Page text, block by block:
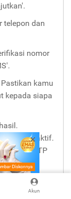
Akun
telepon dan
nomor
kamu
kepada siapa
yang aktif.
kode OTP
mobile